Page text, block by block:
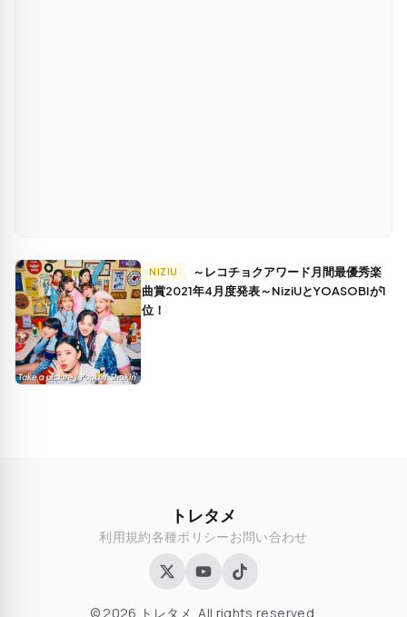
NIZIU
曲賞2021年4月度発表～NiziUとYOASOBIが1
位！
トレタメ
利用規約各種ポリシーお問い合わせ
© 2026 トレタメ. All rights reserved.